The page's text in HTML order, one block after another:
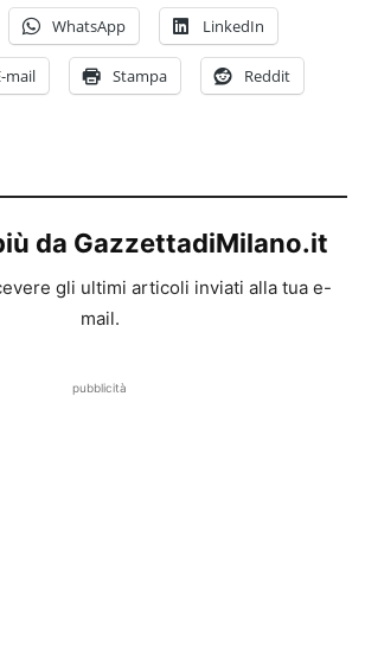
WhatsApp LinkedIn
mail Stampa Reddit
da GazzettadiMilano.it
gli ultimi articoli inviati alla tua e-
mail.
pubblicità